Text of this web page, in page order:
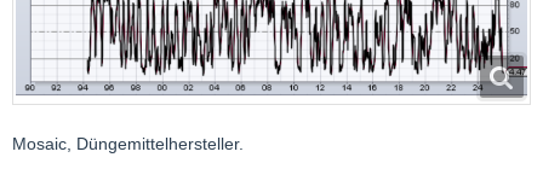
Mosaic, Düngemittelhersteller.